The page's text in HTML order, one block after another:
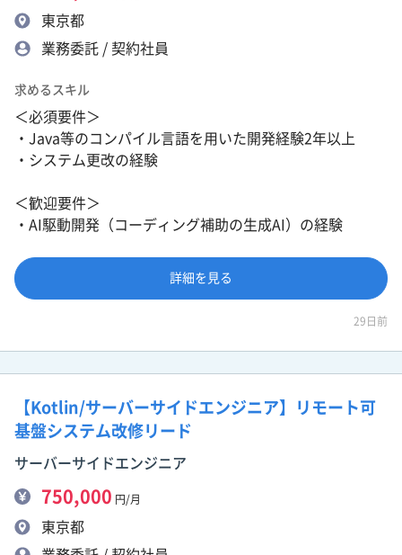
東京都
業務委託 / 契約社員
求めるスキル
＜必須要件＞
・Java等のコンパイル言語を用いた開発経験2年以上
・システム更改の経験
＜歓迎要件＞
・AI駆動開発（コーディング補助の生成AI）の経験
詳細を見る
29日前
【Kotlin/サーバーサイドエンジニア】リモート可
基盤システム改修リード
サーバーサイドエンジニア
750,000 円/月
東京都